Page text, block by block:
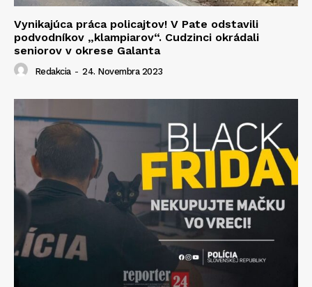
Vynikajúca práca policajtov! V Pate odstavili
podvodníkov „klampiarov“. Cudzinci okrádali
seniorov v okrese Galanta
Redakcia - 24. Novembra 2023